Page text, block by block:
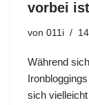
vorbei
von 011i
Während
sich